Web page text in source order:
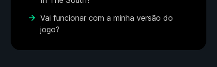
Vai funcionar com a minha versão do
jogo?